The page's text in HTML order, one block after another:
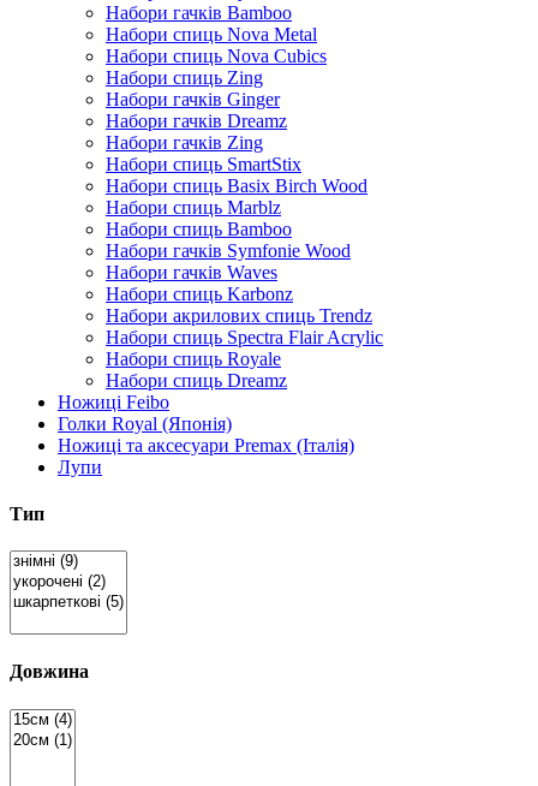
Набори гачків Bamboo
Набори спиць Nova Metal
Набори спиць Nova Cubics
Набори спиць Zing
Набори гачків Ginger
Набори гачків Dreamz
Набори гачків Zing
Набори спиць SmartStix
Набори спиць Basix Birch Wood
Набори спиць Marblz
Набори спиць Bamboo
Набори гачків Symfonie Wood
Набори гачків Waves
Набори спиць Karbonz
Набори акрилових спиць Trendz
Набори спиць Spectra Flair Acrylic
Набори спиць Royale
Набори спиць Dreamz
Ножиці Feibo
Голки Royal (Японія)
Ножиці та аксесуари Premax (Італія)
Лупи
Тип
Довжина